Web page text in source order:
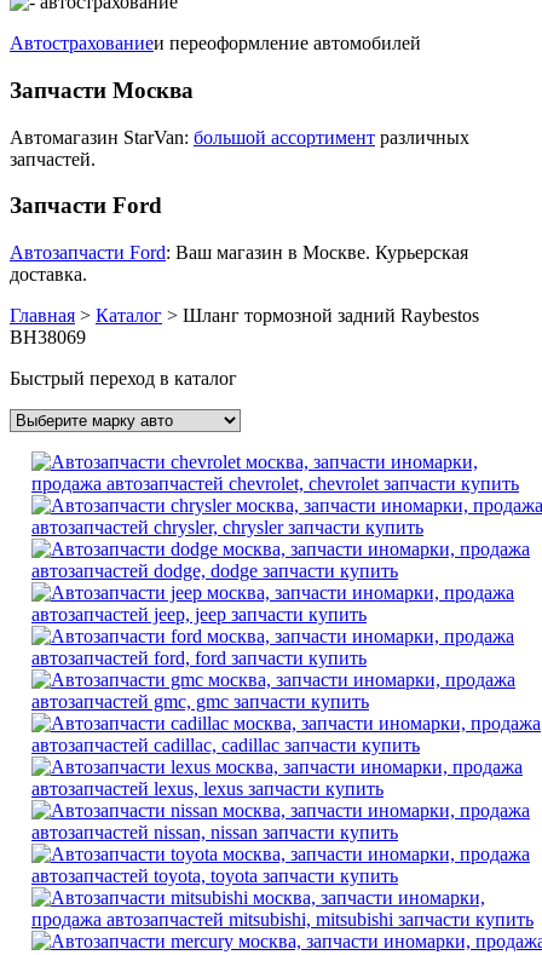
Автострахованиеи переоформление автомобилей
Запчасти Москва
Автомагазин StarVan: большой ассортимент различных
запчастей.
Запчасти Ford
Автозапчасти Ford: Ваш магазин в Москве. Курьерская
доставка.
Главная > Каталог > Шланг тормозной задний Raybestos
BH38069
Быстрый переход в каталог